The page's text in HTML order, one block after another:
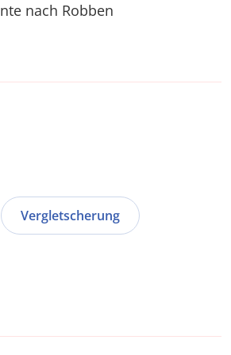
nach Robben
Vergletscherung